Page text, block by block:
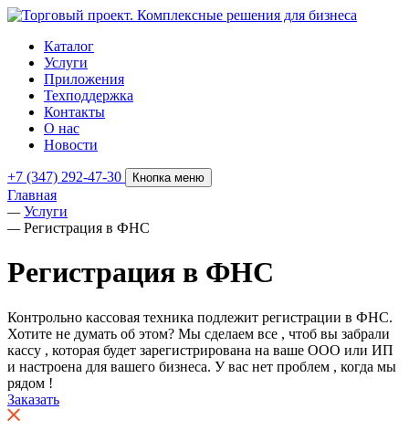
Каталог
Услуги
Приложения
Техподдержка
Контакты
О нас
Новости
+7 (347) 292-47-30 Кнопка меню
Главная
— Услуги
— Регистрация в ФНС
Регистрация в ФНС
Контрольно кассовая техника подлежит регистрации в ФНС.
Хотите не думать об этом? Мы сделаем все , чтоб вы забрали
кассу , которая будет зарегистрирована на ваше ООО или ИП
и настроена для вашего бизнеса. У вас нет проблем , когда мы
рядом !
Заказать